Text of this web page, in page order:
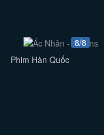
8/8
Phim Hàn Quốc